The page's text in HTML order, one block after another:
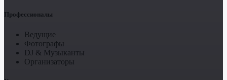
Профессионалы
Ведущие
Фотографы
DJ & Музыканты
Организаторы